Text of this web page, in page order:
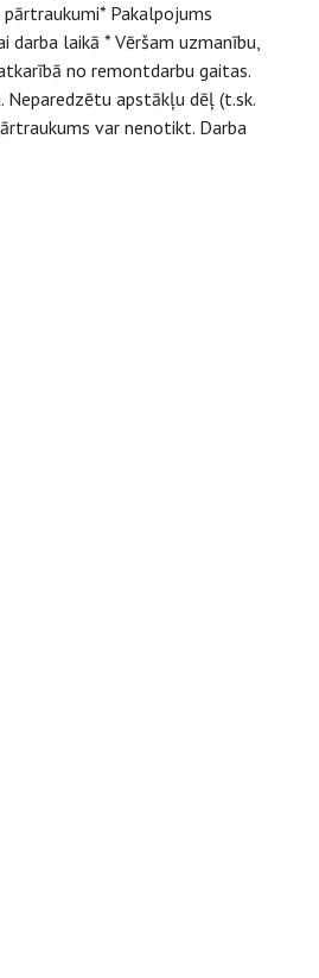
Pakalpojums
darba laikā * Vēršam uzmanību,
no remontdarbu gaitas.
apstākļu dēļ (t.sk.
var nenotikt. Darba